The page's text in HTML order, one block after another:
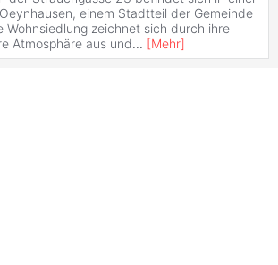
einem Stadtteil der Gemeinde
Wohnsiedlung zeichnet sich durch ihre
Atmosphäre aus und... [Mehr]